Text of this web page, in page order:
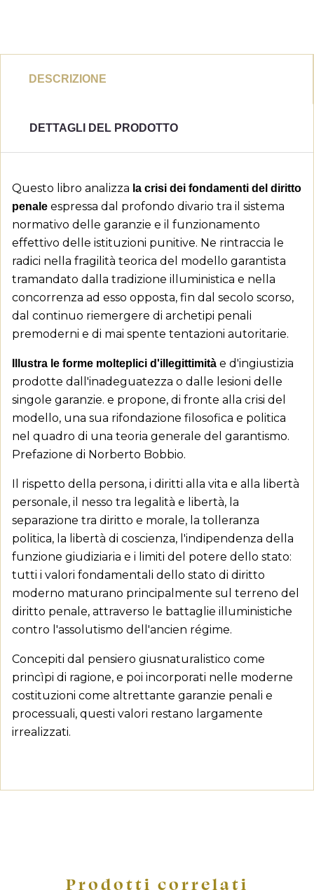
DESCRIZIONE
DETTAGLI DEL PRODOTTO
Questo libro analizza la crisi dei fondamenti del diritto
penale espressa dal profondo divario tra il sistema
normativo delle garanzie e il funzionamento
effettivo delle istituzioni punitive. Ne rintraccia le
radici nella fragilità teorica del modello garantista
tramandato dalla tradizione illuministica e nella
concorrenza ad esso opposta, fin dal secolo scorso,
dal continuo riemergere di archetipi penali
premoderni e di mai spente tentazioni autoritarie.
Illustra le forme molteplici d'illegittimità e d'ingiustizia
prodotte dall'inadeguatezza o dalle lesioni delle
singole garanzie. e propone, di fronte alla crisi del
modello, una sua rifondazione filosofica e politica
nel quadro di una teoria generale del garantismo.
Prefazione di Norberto Bobbio.
Il rispetto della persona, i diritti alla vita e alla libertà
personale, il nesso tra legalità e libertà, la
separazione tra diritto e morale, la tolleranza
politica, la libertà di coscienza, l'indipendenza della
funzione giudiziaria e i limiti del potere dello stato:
tutti i valori fondamentali dello stato di diritto
moderno maturano principalmente sul terreno del
diritto penale, attraverso le battaglie illuministiche
contro l'assolutismo dell'ancien régime.
Concepiti dal pensiero giusnaturalistico come
princìpi di ragione, e poi incorporati nelle moderne
costituzioni come altrettante garanzie penali e
processuali, questi valori restano largamente
irrealizzati.
Prodotti correlati